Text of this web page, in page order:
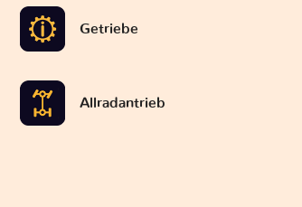
Getriebe
Allradantrieb